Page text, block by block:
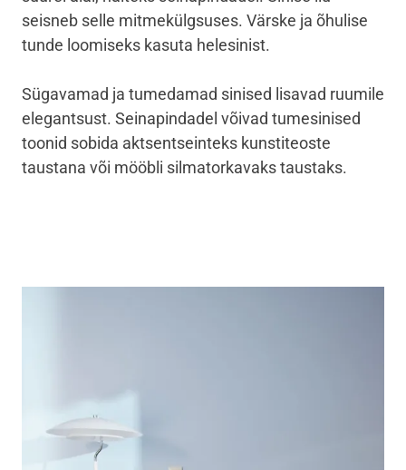
seisneb selle mitmekülgsuses. Värske ja õhulise
tunde loomiseks kasuta helesinist.
Sügavamad ja tumedamad sinised lisavad ruumile
elegantsust. Seinapindadel võivad tumesinised
toonid sobida aktsentseinteks kunstiteoste
taustana või mööbli silmatorkavaks taustaks.